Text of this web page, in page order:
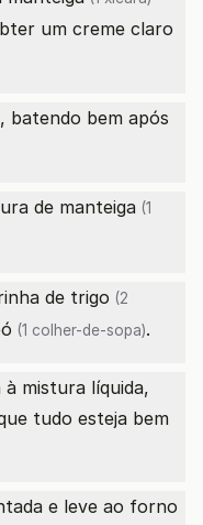
um creme claro
batendo bem após
de manteiga (1
de trigo (2
(1 colher-de-sopa).
mistura líquida,
tudo esteja bem
e leve ao forno